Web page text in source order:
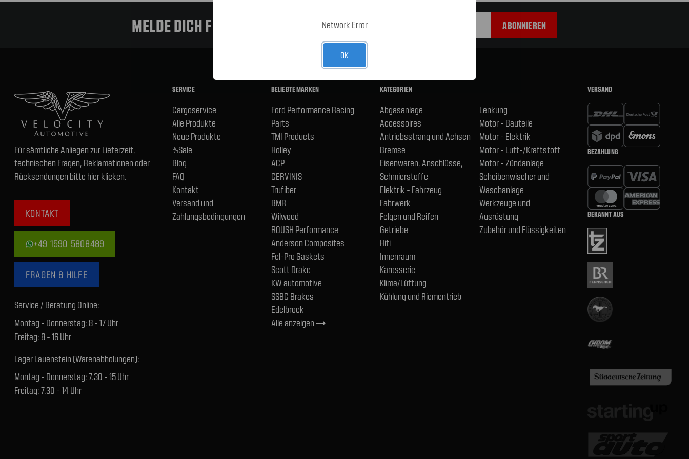
MELDE DICH FÜR UNSEREN NEWSLETTER AN
Für sämtliche Anliegen zur Lieferzeit,
technischen Fragen, Reklamationen oder
Rücksendungen bitte hier klicken.
KONTAKT
+49 1590 5808489
FRAGEN & HILFE
Service / Beratung Online:
Montag - Donnerstag: 8 - 17 Uhr
Freitag: 8 - 16 Uhr
Lager Lauenstein (Warenabholungen):
Montag - Donnerstag: 7.30 - 15 Uhr
Freitag: 7.30 - 14 Uhr
SERVICE
Cargoservice
Alle Produkte
Neue Produkte
%Sale
Blog
FAQ
Kontakt
Versand und
Zahlungsbedingungen
BELIEBTE MARKEN
Ford Performance Racing
Parts
TMI Products
Holley
ACP
CERVINIS
Trufiber
BMR
Wilwood
ROUSH Performance
Anderson Composites
Fel-Pro Gaskets
Scott Drake
KW automotive
SSBC Brakes
Edelbrock
Alle anzeigentrending_flat
KATEGORIEN
Abgasanlage
Accessoires
Antriebsstrang und Achsen
Bremse
Eisenwaren, Anschlüsse,
Schmierstoffe
Elektrik - Fahrzeug
Fahrwerk
Felgen und Reifen
Getriebe
Hifi
Innenraum
Karosserie
Klima/Lüftung
Kühlung und Riementrieb
Lenkung
Motor - Bauteile
Motor - Elektrik
Motor - Luft-/Kraftstoff
Motor - Zündanlage
Scheibenwischer und
Waschanlage
Werkzeuge und
Ausrüstung
Zubehör und Flüssigkeiten
VERSAND
BEZAHLUNG
BEKANNT AUS
Network Error
OK